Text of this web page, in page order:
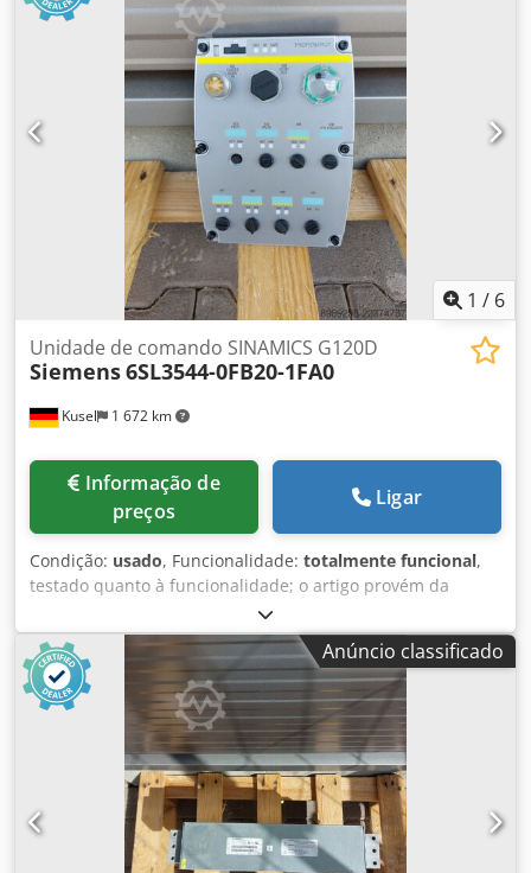
1 / 6
Kusel 1 672 km
Unidade de comando SINAMICS G120D
Siemens6SL3544-0FB20-1FA0
preços
Ligar
Condição: usado, Funcionalidade: totalmente funcional,
testado quanto à funcionalidade; o artigo provém da
desmontagem de instalações de um fornecedor da
indústria automóvel Quantidade: 11 unidades Fabricante:
Siemens Tipo: Unidade de controlo SINAMICS G120D
CU240D-2 PN Número de artigo: 6SL3544-0FB20-1FA0
Design: Unidade de acionamento descentralizada, grau de
proteção IP65 Alimentação: 24 V DC Interfaces: PROFINET, 2
portas Ethernet (RJ45), entradas/saídas digitais Montagem:
Diretamente no motor ou perto da máquina (montagem
descentralizada) Chedpfxezm Ipde Ah Aea Âmbito de
aplicação: Controlo de motores trifásicos em instalações de
automatização industrial
Anúncio classificado